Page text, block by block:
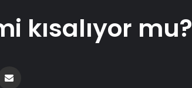
kısalıyor mu?